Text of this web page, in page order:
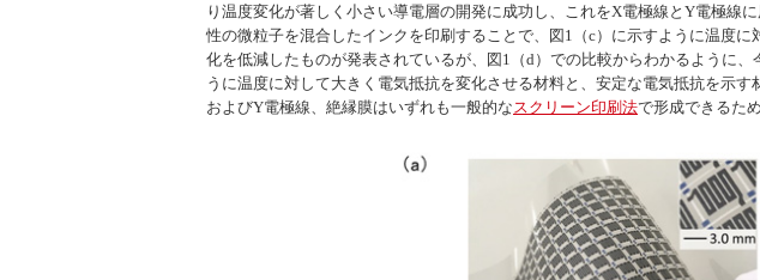
り温度変化が著しく小さい導電層の開発に成功し、これをX電極線とY電極線
性の微粒子を混合したインクを印刷することで、図1（c）に示すように温度
化を低減したものが発表されているが、図1（d）での比較からわかるように
うに温度に対して大きく電気抵抗を変化させる材料と、安定な電気抵抗を示
およびY電極線、絶縁膜はいずれも一般的な スクリーン印刷法で形成できるた